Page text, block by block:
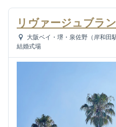
リヴァージュブラン
大阪ベイ・堺・泉佐野（岸和田
結婚式場